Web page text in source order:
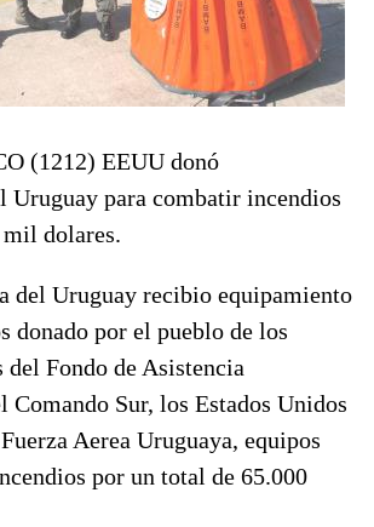
(1212) EEUU donó
Uruguay para combatir incendios
dolares.
del Uruguay recibio equipamiento
donado por el pueblo de los
del Fondo de Asistencia
Comando Sur, los Estados Unidos
Aerea Uruguaya, equipos
por un total de 65.000